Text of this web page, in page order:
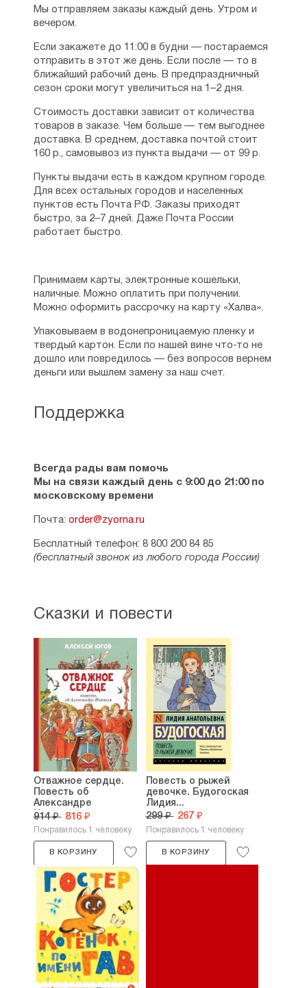
Поддержка
Всегда рады вам помочь
Мы на связи каждый день с 9:00 до 21:00 по
московскому времени
Почта: order@zyorna.ru
Бесплатный телефон: 8 800 200 84 85
(бесплатный звонок из любого города России)
Мы отправляем заказы каждый день. Утром и
вечером.
Если закажете до 11:00 в будни — постараемся
отправить в этот же день. Если после — то в
ближайший рабочий день. В предпраздничный
сезон сроки могут увеличиться на 1–2 дня.
Стоимость доставки зависит от количества
товаров в заказе. Чем больше — тем выгоднее
доставка. В среднем, доставка почтой стоит
160 р., самовывоз из пункта выдачи — от 99 р.
Пункты выдачи есть в каждом крупном городе.
Для всех остальных городов и населенных
пунктов есть Почта РФ. Заказы приходят
быстро, за 2–7 дней. Даже Почта России
работает быстро.
Принимаем карты, электронные кошельки,
наличные. Можно оплатить при получении.
Можно оформить рассрочку на карту «Халва».
Упаковываем в водонепроницаемую пленку и
твердый картон. Если по нашей вине что-то не
дошло или повредилось — без вопросов вернем
деньги или вышлем замену за наш счет.
Сказки и повести
Отважное сердце.
Повесть об
Александре
Невском....
914 ₽ 816 ₽
Понравилось 1 человеку
В КОРЗИНУ
Повесть о рыжей
девочке. Будогоская
Лидия...
299 ₽ 267 ₽
Понравилось 1 человеку
В КОРЗИНУ